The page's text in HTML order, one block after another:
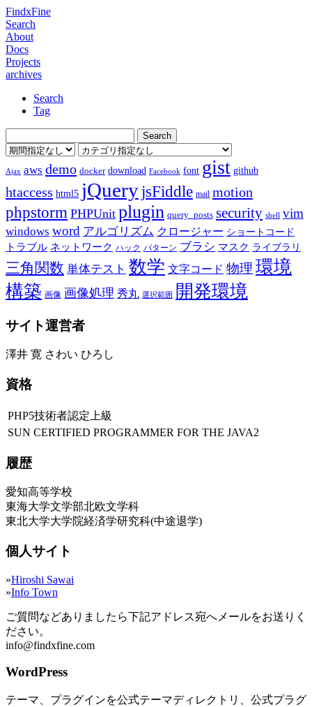
FindxFine
Search
About
Docs
Projects
archives
Search
Tag
Ajax aws demo docker download Facebook font gist github
htaccess html5 jQuery jsFiddle mail motion
phpstorm PHPUnit plugin query_posts security shell vim
windows word アルゴリズム クロージャー ショートコード
トラブル ネットワーク ハック パターン ブラシ マスク ライブラリ
三角関数 単体テスト 数学 文字コード 物理 環境
構築 画像 画像処理 秀丸 選択範囲 開発環境
サイト運営者
澤井 寛 さわい ひろし
資格
PHP5技術者認定上級
SUN CERTIFIED PROGRAMMER FOR THE JAVA2
履歴
愛知高等学校
東海大学文学部北欧文学科
東北大学大学院経済学研究科(中途退学)
個人サイト
»Hiroshi Sawai
»Info Town
ご質問などありましたら下記アドレス宛へメールをお送りく
ださい。
info@findxfine.com
WordPress
テーマ、プラグインを公式テーマディレクトリ、公式プラグ